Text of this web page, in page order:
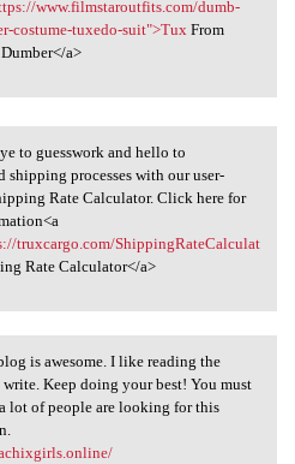
www.filmstaroutfits.com/dumb-
costume-tuxedo-suit">TuxFrom
a>
to guesswork and
to guesswork and hello to
shipping processes with our user-
Rate Calculator. Click here for
truxcargo.com/ShippingRateCalculat
Rate Calculator</a>
is awesome. I
is awesome. I like reading the
Keep doing your best! You must
lot of people are looking for this